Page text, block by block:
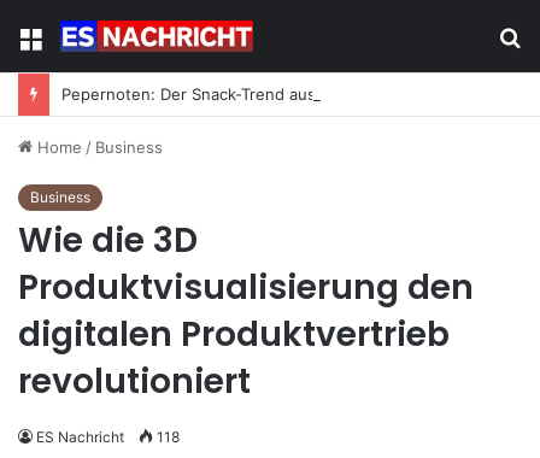
Menu
Home / Business
Business
Wie die 3D
Produktvisualisierung den
digitalen Produktvertrieb
revolutioniert
ES Nachricht 118